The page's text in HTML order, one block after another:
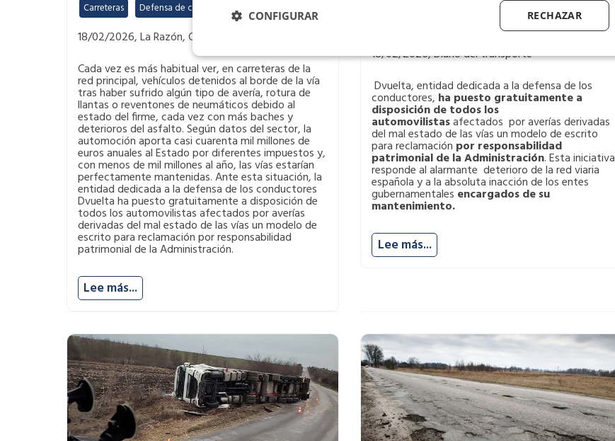
Carreteras Defensa de conductores Dvuelta
18/02/2026, La Razón, Carlos de Miguel
Cada vez es más habitual ver, en carreteras de la
red principal, vehículos detenidos al borde de la vía
tras haber sufrido algún tipo de avería, rotura de
llantas o reventones de neumáticos debido al
estado del firme, cada vez con más baches y
deterioros del asfalto. Según datos del sector, la
automoción aporta casi cuarenta mil millones de
euros anuales al Estado por diferentes impuestos y,
con menos de mil millones al año, las vías estarían
perfectamente mantenidas. Ante esta situación, la
entidad dedicada a la defensa de los conductores
Dvuelta ha puesto gratuitamente a disposición de
todos los automovilistas afectados por averías
derivadas del mal estado de las vías un modelo de
escrito para reclamación por responsabilidad
patrimonial de la Administración.
Lee más...
Dvuelta
18/02/2026, Diario del transporte
Dvuelta, entidad dedicada a la defensa de los
conductores, ha puesto gratuitamente a
disposición de todos los
automovilistasafectados por averías derivadas
del mal estado de las vías un modelo de escrito
para reclamación por responsabilidad
patrimonial de la Administración. Esta iniciativa
responde al alarmante deterioro de la red viaria
española y a la absoluta inacción de los entes
gubernamentales encargados de su
mantenimiento.
Lee más...
RECHAZAR
CONFIGURAR